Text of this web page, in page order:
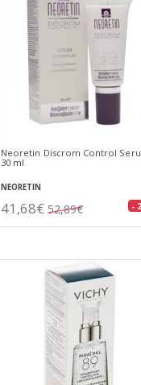
Neoretin Discrom Control
30 ml
NEORETIN
41,68€ 52,89€ -